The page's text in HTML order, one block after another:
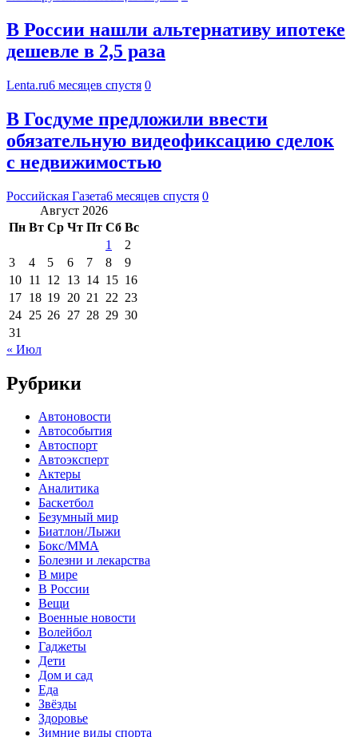
В России нашли альтернативу ипотеке
дешевле в 2,5 раза
Lenta.ru6 месяцев спустя 0
В Госдуме предложили ввести
обязательную видеофиксацию сделок
с недвижимостью
Российская Газета6 месяцев спустя 0
Август 2026
Пн Вт Ср Чт Пт Сб Вс
1
2
3
4 5 6 7 8
9
10 11 12 13 14 15 16
17 18 19 20 21 22 23
24 25 26 27 28 29 30
31
« Июл
Рубрики
Автоновости
Автособытия
Автоспорт
Автоэксперт
Актеры
Аналитика
Баскетбол
Безумный мир
Биатлон/Лыжи
Бокс/MMA
Болезни и лекарства
В мире
В России
Вещи
Военные новости
Волейбол
Гаджеты
Дети
Дом и сад
Еда
Звёзды
Здоровье
Зимние виды спорта